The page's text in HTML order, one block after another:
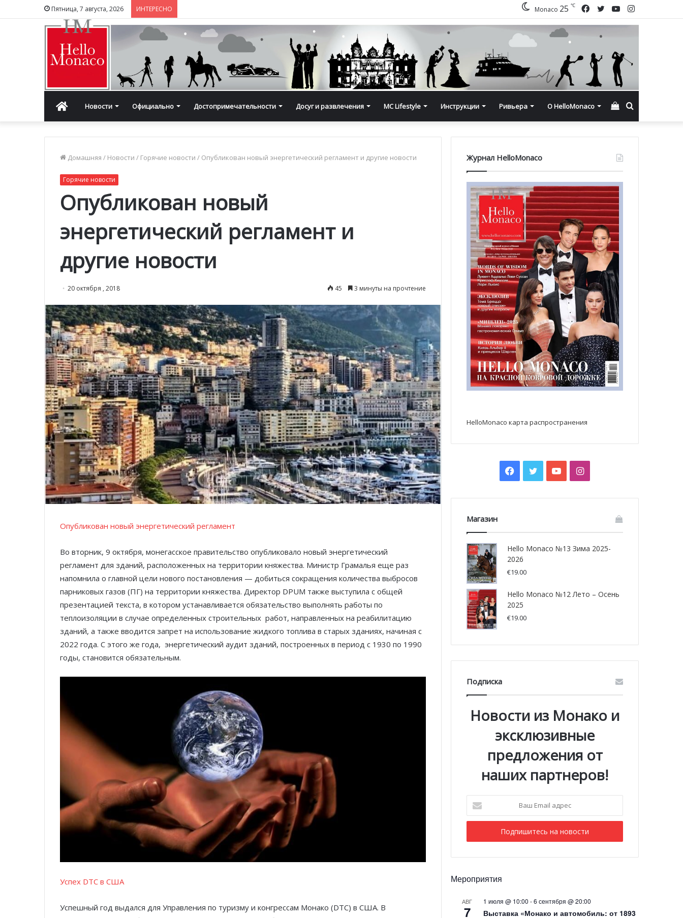
Пятница, 7 августа, 2026 ИНТЕРЕСНО Instagram
YouTube
Twitter
Facebook
Monaco 25 ℃
ГлавнаяНовости Официально Достопримечательности Досуг и развлечения MC Lifestyle Инструкции Ривьера О HelloMonaco Смотреть
корзину
Домашняя / Новости / Горячие новости / Опубликован новый энергетический регламент и другие новости
Горячие новости
Опубликован новый
энергетический регламент и
другие новости
20 октября , 2018 45 3 минуты на прочтение
Опубликован новый энергетический регламент
Во вторник, 9 октября, монегасское правительство опубликовало новый энергетический
регламент для зданий, расположенных на территории княжества. Министр Грамалья еще раз
напомнила о главной цели нового постановления — добиться сокращения количества выбросов
парниковых газов (ПГ) на территории княжества. Директор DPUM также выступила с общей
презентацией текста, в котором устанавливается обязательство выполнять работы по
теплоизоляции в случае определенных строительных работ, направленных на реабилитацию
зданий, а также вводится запрет на использование жидкого топлива в старых зданиях, начиная с
2022 года. С этого же года, энергетический аудит зданий, построенных в период с 1930 по 1990
годы, становится обязательным.
Успех DTC в США
Успешный год выдался для Управления по туризму и конгрессам Монако (DTC) в США. В
Журнал HelloMonaco
HelloMonaco карта распространения
Facebook
TwitterYouTubeInstagram
Магазин
Hello Monaco №13 Зима 2025-
2026
€19.00
Hello Monaco №12 Лето – Осень
2025
€19.00
Подписка
Новости из Монако и
эксклюзивные
предложения от
наших партнеров!
Email
адрес
Мероприятия
АВГ
7
1 июля @ 10:00 -6 сентября @ 20:00
Выставка «Монако и автомобиль: от 1893